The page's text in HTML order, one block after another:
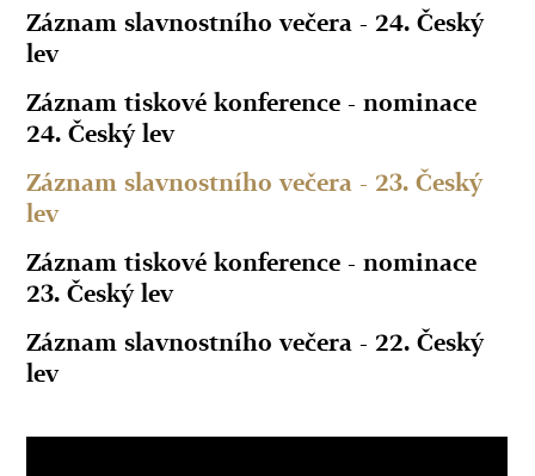
Záznam slavnostního večera - 24. Český
lev
Záznam tiskové konference - nominace
24. Český lev
Záznam slavnostního večera - 23. Český
lev
Záznam tiskové konference - nominace
23. Český lev
Záznam slavnostního večera - 22. Český
lev